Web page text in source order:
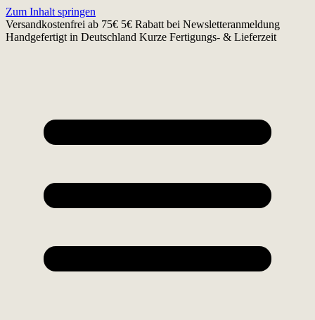
Zum Inhalt springen
Versandkostenfrei ab 75€ 5€ Rabatt bei Newsletteranmeldung
Handgefertigt in Deutschland Kurze Fertigungs- & Lieferzeit